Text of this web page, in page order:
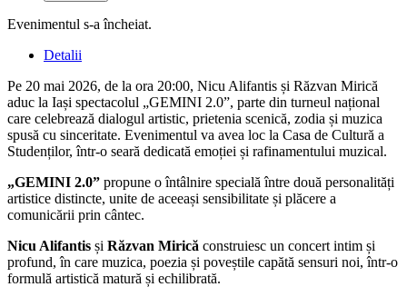
Evenimentul s-a încheiat.
Detalii
Pe 20 mai 2026, de la ora 20:00, Nicu Alifantis și Răzvan Mirică
aduc la Iași spectacolul „GEMINI 2.0”, parte din turneul național
care celebrează dialogul artistic, prietenia scenică, zodia și muzica
spusă cu sinceritate. Evenimentul va avea loc la Casa de Cultură a
Studenților, într-o seară dedicată emoției și rafinamentului muzical.
„GEMINI 2.0” propune o întâlnire specială între două personalități
artistice distincte, unite de aceeași sensibilitate și plăcere a
comunicării prin cântec.
Nicu Alifantis și Răzvan Mirică construiesc un concert intim și
profund, în care muzica, poezia și poveștile capătă sensuri noi, într-o
formulă artistică matură și echilibrată.